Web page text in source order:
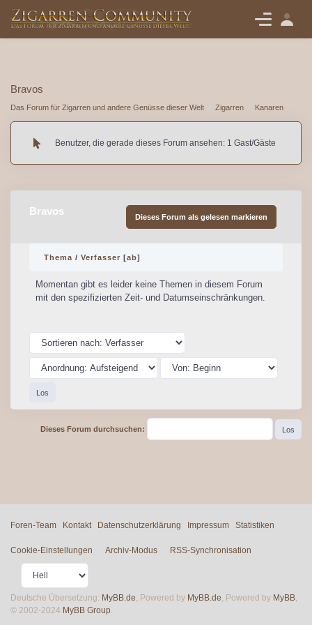
Bravos
Das Forum für Zigarren und andere Genüsse dieser Welt Zigarren Kanaren
Benutzer, die gerade dieses Forum ansehen: 1 Gast/Gäste
Bravos Dieses Forum als gelesen markieren
Thema / Verfasser [ab]
Momentan gibt es leider keine Themen in diesem Forum
mit den spezifizierten Zeit- und Datumseinschränkungen.
Dieses Forum durchsuchen:
Foren-Team Kontakt Datenschutzerklärung Impressum Statistiken
Cookie-Einstellungen Archiv-Modus RSS-Synchronisation
Deutsche Übersetzung: MyBB.de, Powered by MyBB.de, Powered by MyBB,
© 2002-2024 MyBB Group.